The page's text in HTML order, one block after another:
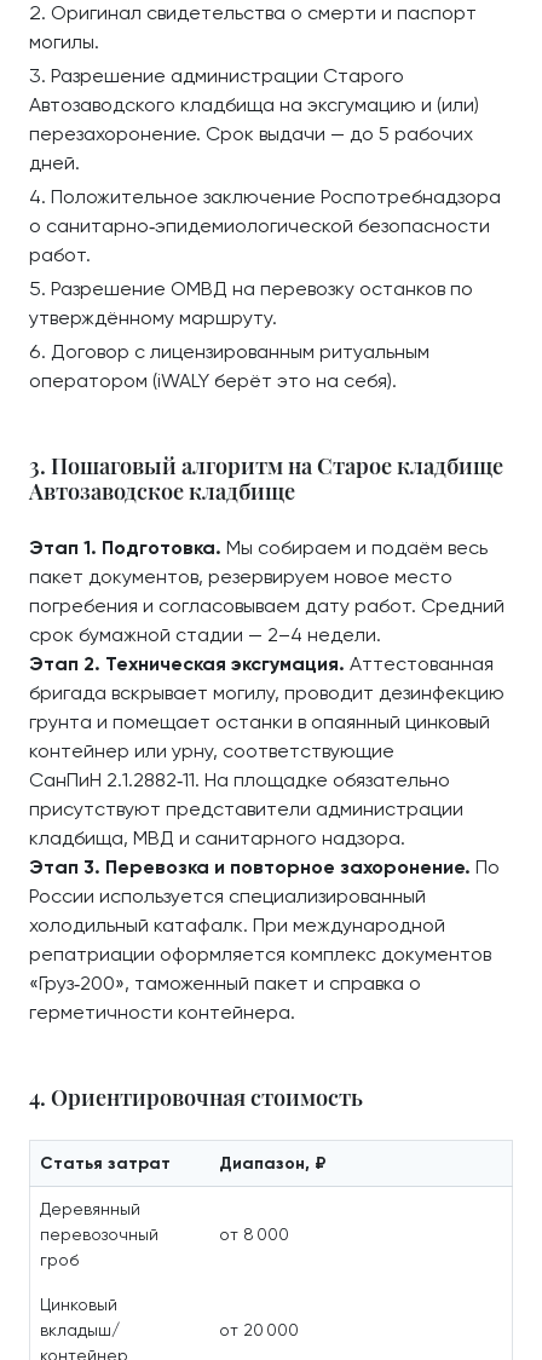
Оригинал свидетельства о смерти и паспорт
могилы.
Разрешение администрации Старого
Автозаводского кладбища на эксгумацию и (или)
перезахоронение. Срок выдачи — до 5 рабочих
дней.
Положительное заключение Роспотребнадзора
о санитарно‑эпидемиологической безопасности
работ.
Разрешение ОМВД на перевозку останков по
утверждённому маршруту.
Договор с лицензированным ритуальным
оператором (iWALY берёт это на себя).
3. Пошаговый алгоритм на Старое кладбище
Автозаводское кладбище
Этап 1. Подготовка. Мы собираем и подаём весь
пакет документов, резервируем новое место
погребения и согласовываем дату работ. Средний
срок бумажной стадии — 2–4 недели.
Этап 2. Техническая эксгумация. Аттестованная
бригада вскрывает могилу, проводит дезинфекцию
грунта и помещает останки в опаянный цинковый
контейнер или урну, соответствующие
СанПиН 2.1.2882‑11. На площадке обязательно
присутствуют представители администрации
кладбища, МВД и санитарного надзора.
Этап 3. Перевозка и повторное захоронение. По
России используется специализированный
холодильный катафалк. При международной
репатриации оформляется комплекс документов
«Груз‑200», таможенный пакет и справка о
герметичности контейнера.
4. Ориентировочная стоимость
Статья затрат Диапазон, ₽
Деревянный
перевозочный
гроб
от 8 000
Цинковый
вкладыш/
контейнер
от 20 000